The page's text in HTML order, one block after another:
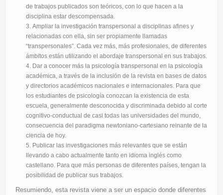
de trabajos publicados son teóricos, con lo que hacen a la
disciplina estar descompensada.
Ampliar la investigación transpersonal a disciplinas afines y
relacionadas con ella, sin ser propiamente llamadas
“transpersonales”. Cada vez más, más profesionales, de diferentes
ámbitos están utilizando el abordaje transpersonal en sus trabajos.
Dar a conocer más la psicología transpersonal en la psicología
académica, a través de la inclusión de la revista en bases de datos
y directorios académicos nacionales e internacionales. Para que
los estudiantes de psicología conozcan la existencia de esta
escuela, generalmente desconocida y discriminada debido al corte
cognitivo-conductual de casi todas las universidades del mundo,
consecuencia del paradigma newtoniano-cartesiano reinante de la
ciencia de hoy.
Publicar las investigaciones más relevantes que se están
llevando a cabo actualmente tanto en idioma inglés como
castellano. Para que más personas de diferentes países, tengan la
posibilidad de publicar sus trabajos.
Resumiendo, esta revista viene a ser un espacio donde diferentes